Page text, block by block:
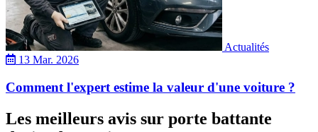
Actualités
13 Mar. 2026
Comment l'expert estime la valeur d'une voiture ?
Les meilleurs avis sur porte battante